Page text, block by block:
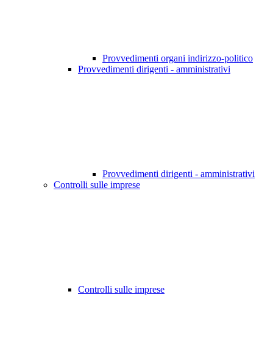
Provvedimenti organi indirizzo-politico
Provvedimenti dirigenti - amministrativi
Provvedimenti dirigenti - amministrativi
Controlli sulle imprese
Controlli sulle imprese